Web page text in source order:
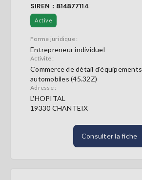
SIREN : 814877114
Active
Forme juridique :
Entrepreneur individuel
Activité :
Commerce de détail d'équipements
automobiles (45.32Z)
Adresse :
L'HOPITAL
19330 CHANTEIX
Consulter la fiche